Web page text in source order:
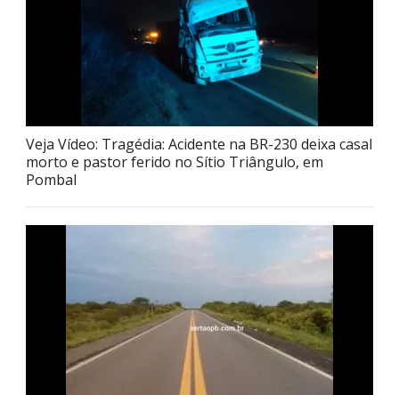
Veja Vídeo: Tragédia: Acidente na BR-230 deixa casal
morto e pastor ferido no Sítio Triângulo, em
Pombal